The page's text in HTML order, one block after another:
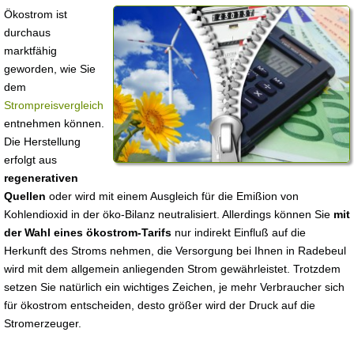
Ökostrom ist
durchaus
marktfähig
geworden, wie Sie
dem
Strompreisvergleich
entnehmen können.
Die Herstellung
erfolgt aus
regenerativen
Quellen oder wird mit einem Ausgleich für die Emißion von
Kohlendioxid in der öko-Bilanz neutralisiert. Allerdings können Sie mit
der Wahl eines ökostrom-Tarifs nur indirekt Einfluß auf die
Herkunft des Stroms nehmen, die Versorgung bei Ihnen in Radebeul
wird mit dem allgemein anliegenden Strom gewährleistet. Trotzdem
setzen Sie natürlich ein wichtiges Zeichen, je mehr Verbraucher sich
für ökostrom entscheiden, desto größer wird der Druck auf die
Stromerzeuger.